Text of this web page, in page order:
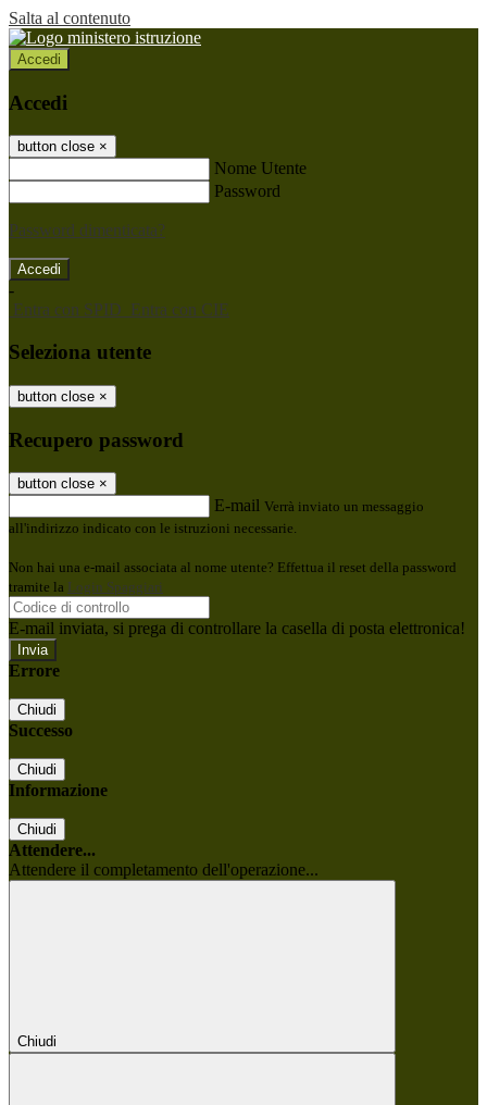
Salta al contenuto
Accedi
Accedi
button close ×
Nome Utente
Password
Password dimenticata?
-
Entra con SPID Entra con CIE
Seleziona utente
button close ×
Recupero password
button close ×
E-mail Verrà inviato un messaggio
all'indirizzo indicato con le istruzioni necessarie.
Non hai una e-mail associata al nome utente? Effettua il reset della password
tramite la Login Spaggiari
E-mail inviata, si prega di controllare la casella di posta elettronica!
Errore
Chiudi
Successo
Chiudi
Informazione
Chiudi
Attendere...
Attendere il completamento dell'operazione...
Chiudi